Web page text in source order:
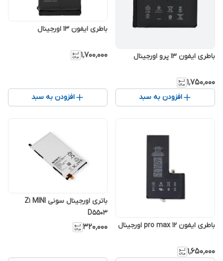
باطری ایفون 13 پرو اورجینال
۱٬۷۵۰٬۰۰۰
افزودن به سبد
باطری ایفون 13 اورجینال
۱٬۷۰۰٬۰۰۰
افزودن به سبد
باطری ایفون 12 pro max اورجینال
۱٬۶۵۰٬۰۰۰
باتری اورجینال سونی Z1 MINI
D5503
۳۲۰٬۰۰۰